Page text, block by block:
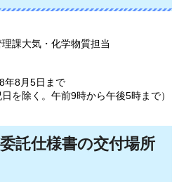
課大気・化学物質担当
年8月5日まで
を除く。午前9時から午後5時まで）
託仕様書の交付場所